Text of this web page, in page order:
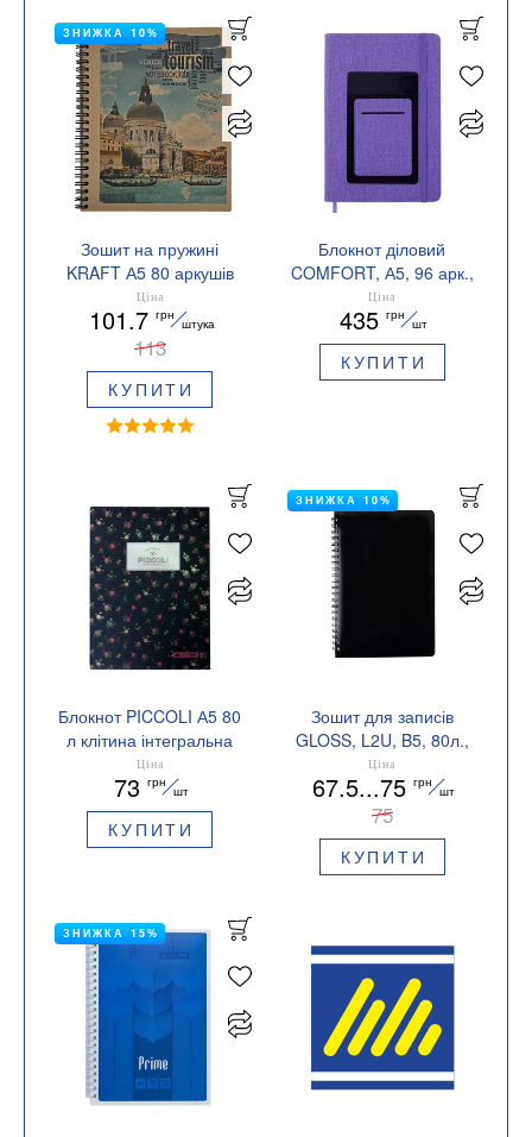
Зошит на пружині
KRAFT А5 80 аркушів
клітинка Buromax
BM.2415
Ціна
101.7 грн
штука
113
КУПИТИ
ЗНИЖКА 10%
Блокнот діловий
COMFORT, А5, 96 арк.,
клітинка, штучна шкіра
BUROMAX BM.295109
Ціна
435 грн
шт
КУПИТИ
Блокнот PICCOLI А5 80
л клітина інтегральна
обкладинка Buromax
BM.24522101
Ціна
73 грн
шт
КУПИТИ
Зошит для записів
GLOSS, L2U, B5, 80л.,
клітина, пластикова
обкладинка BUROMAX
BM.24552151
Ціна
67.5...75 грн
шт
75
КУПИТИ
ЗНИЖКА 10%
ЗНИЖКА 15%